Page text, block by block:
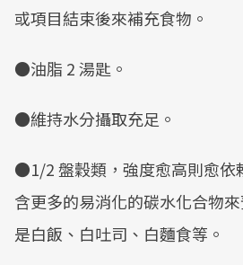
或項目結束後來補充食物。
●油脂 2 湯匙。
●維持水分攝取充足。
●1/2 盤穀類，強度愈高則愈依
含更多的易消化的碳水化合物
是白飯、白吐司、白麵食等。